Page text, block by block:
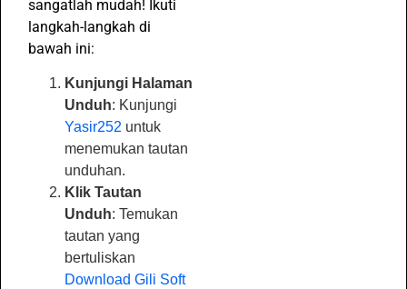
sangatlah mudah! Ikuti
langkah-langkah di
bawah ini:
Kunjungi Halaman
Unduh: Kunjungi
Yasir252 untuk
menemukan tautan
unduhan.
Klik Tautan
Unduh: Temukan
tautan yang
bertuliskan
Download Gili Soft